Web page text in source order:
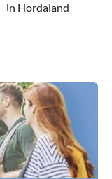
in Hordaland